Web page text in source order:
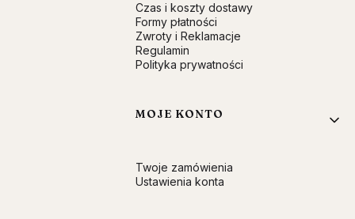
Czas i koszty dostawy
Formy płatności
Zwroty i Reklamacje
Regulamin
Polityka prywatności
MOJE KONTO
Twoje zamówienia
Ustawienia konta